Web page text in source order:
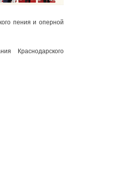
пения и оперной
Краснодарского